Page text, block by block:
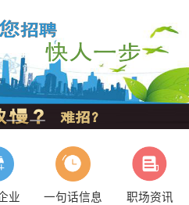
业 一句话信息 职场资讯